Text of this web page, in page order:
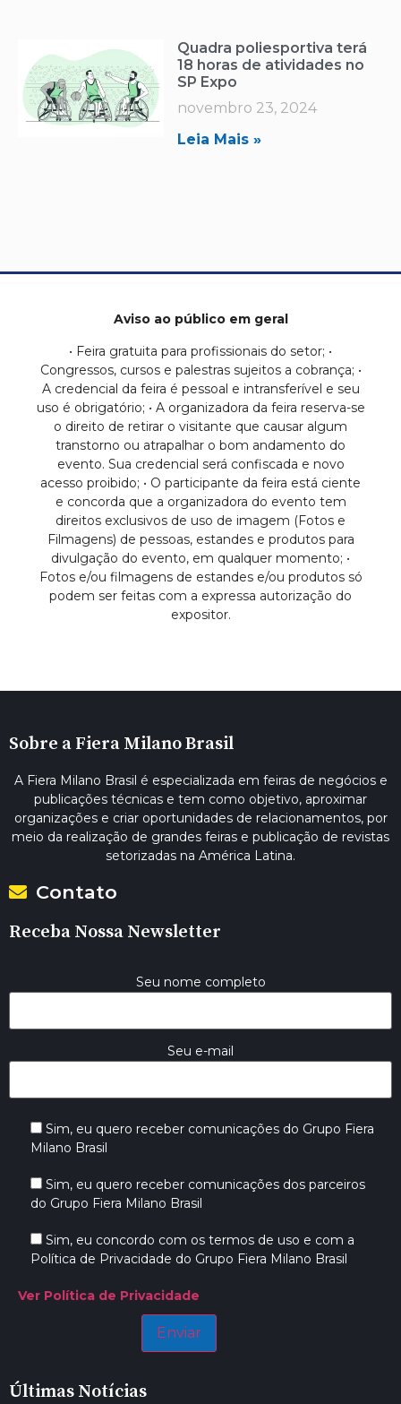
Quadra poliesportiva terá
18 horas de atividades no
SP Expo
novembro 23, 2024
Leia Mais »
Aviso ao público em geral
• Feira gratuita para profissionais do setor; •
Congressos, cursos e palestras sujeitos a cobrança; •
A credencial da feira é pessoal e intransferível e seu
uso é obrigatório; • A organizadora da feira reserva-se
o direito de retirar o visitante que causar algum
transtorno ou atrapalhar o bom andamento do
evento. Sua credencial será confiscada e novo
acesso proibido; • O participante da feira está ciente
e concorda que a organizadora do evento tem
direitos exclusivos de uso de imagem (Fotos e
Filmagens) de pessoas, estandes e produtos para
divulgação do evento, em qualquer momento; •
Fotos e/ou filmagens de estandes e/ou produtos só
podem ser feitas com a expressa autorização do
expositor.
Sobre a Fiera Milano Brasil
A Fiera Milano Brasil é especializada em feiras de negócios e
publicações técnicas e tem como objetivo, aproximar
organizações e criar oportunidades de relacionamentos, por
meio da realização de grandes feiras e publicação de revistas
setorizadas na América Latina.
Contato
Receba Nossa Newsletter
Seu nome completo
Seu e-mail
Sim, eu quero receber comunicações do Grupo Fiera
Milano Brasil
Sim, eu quero receber comunicações dos parceiros
do Grupo Fiera Milano Brasil
Sim, eu concordo com os termos de uso e com a
Política de Privacidade do Grupo Fiera Milano Brasil
Ver Política de Privacidade
Últimas Notícias